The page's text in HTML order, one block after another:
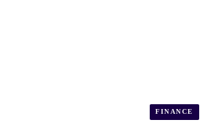
FINANCE